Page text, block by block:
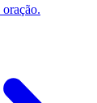
oração.